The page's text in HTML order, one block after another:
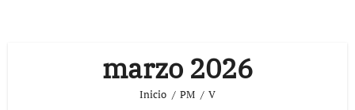
marzo 2026
Inicio PM V